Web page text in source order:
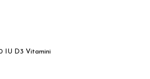
IU D3 Vitamini